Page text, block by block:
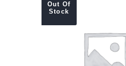
Out Of
Stock